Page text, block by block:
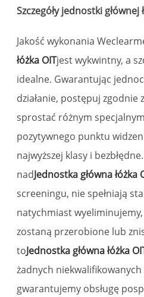
Szczegóły jednostki głównej
Jakość wykonania
łóżka OITjest wykwintny, a
idealne. Gwarantując
działanie, postępuj zgodnie
sprostać różnym
pozytywnego punktu
najwyższej klasy i
nadJednostka główna łóżka
screeningu, nie spełniają
natychmiast
zostaną przerobione lub
toJednostka główna łóżka
żadnych
gwarantujemy obsługę